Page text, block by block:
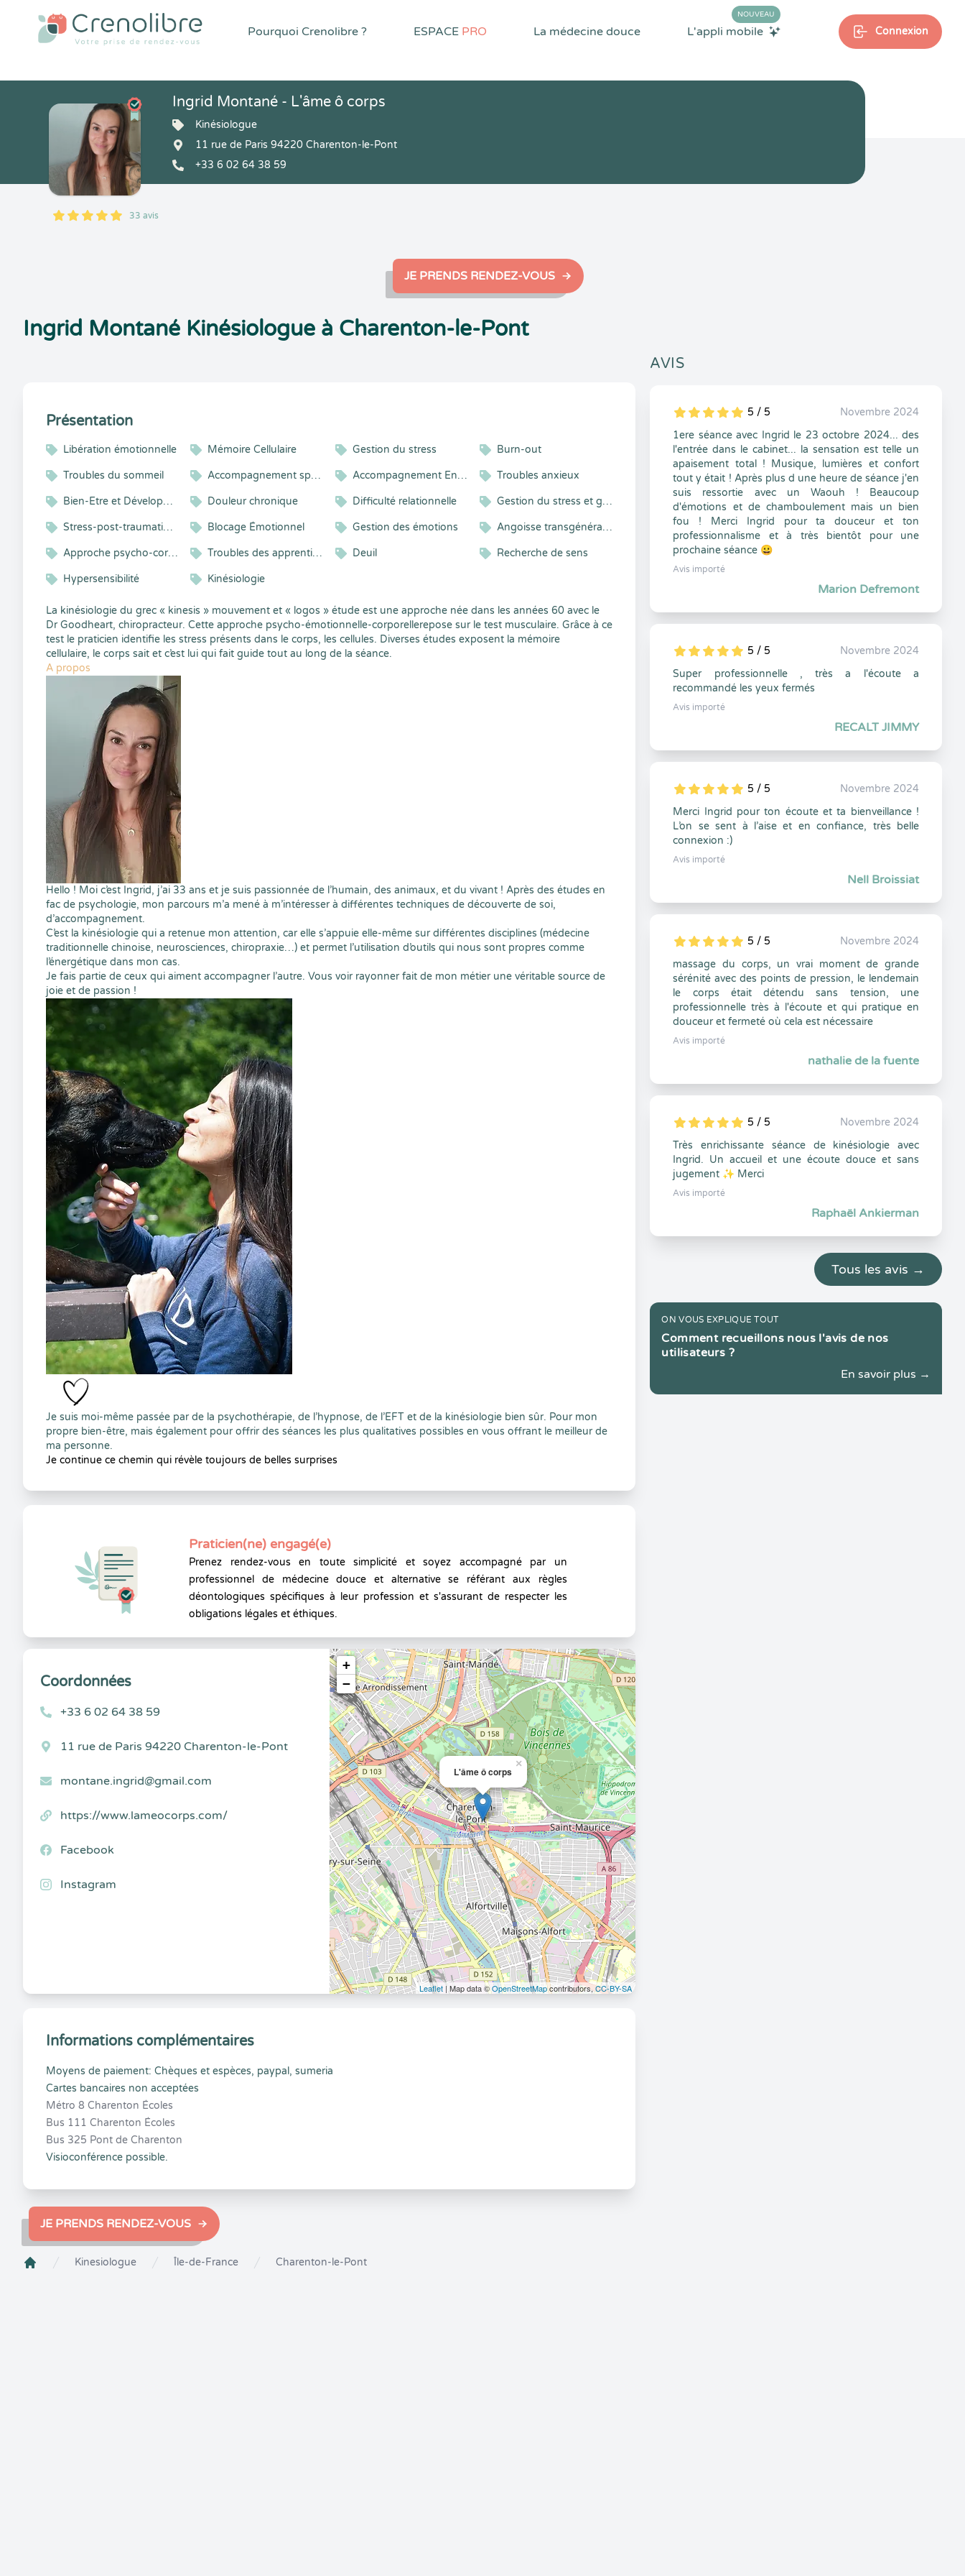
Pourquoi Crenolibre ? ESPACE PRO La médecine douce L'appli mobile
NOUVEAU
Connexion
5
1
5
33 33 avis
Ingrid Montané - L'âme ô corps
Kinésiologue
11 rue de Paris 94220 Charenton-le-Pont
+33 6 02 64 38 59
JE PRENDS RENDEZ-VOUS
Ingrid Montané Kinésiologue à Charenton-le-Pont
Présentation
Libération émotionnelle Mémoire Cellulaire Gestion du stress Burn-out
Troubles du sommeil Accompagnement sportif Accompagnement Enfant et Adolescent Troubles anxieux
Bien-Etre et Développement Personnel Douleur chronique Difficulté relationnelle Gestion du stress et gestion émotionnelle
Stress-post-traumatiques Blocage Émotionnel Gestion des émotions Angoisse transgénérationnelle
Approche psycho-corporelle Troubles des apprentissages Deuil Recherche de sens
Hypersensibilité Kinésiologie
La kinésiologie du grec « kinesis » mouvement et « logos » étude est une approche née dans les années 60 avec le
Dr Goodheart, chiropracteur. Cette approche psycho-émotionnelle-corporellerepose sur le test musculaire. Grâce à ce
test le praticien identifie les stress présents dans le corps, les cellules. Diverses études exposent la mémoire
cellulaire, le corps sait et c’est lui qui fait guide tout au long de la séance.
A propos
Hello ! Moi c’est Ingrid, j’ai 33 ans et je suis passionnée de l’humain, des animaux, et du vivant ! Après des études en
fac de psychologie, mon parcours m’a mené à m’intéresser à différentes techniques de découverte de soi,
d’accompagnement.
C’est la kinésiologie qui a retenue mon attention, car elle s’appuie elle-même sur différentes disciplines (médecine
traditionnelle chinoise, neurosciences, chiropraxie…) et permet l’utilisation d’outils qui nous sont propres comme
l’énergétique dans mon cas.
Je fais partie de ceux qui aiment accompagner l’autre. Vous voir rayonner fait de mon métier une véritable source de
joie et de passion !
Je suis moi-même passée par de la psychothérapie, de l’hypnose, de l’EFT et de la kinésiologie bien sûr. Pour mon
propre bien-être, mais également pour offrir des séances les plus qualitatives possibles en vous offrant le meilleur de
ma personne.
Je continue ce chemin qui révèle toujours de belles surprises
Praticien(ne) engagé(e)
Prenez rendez-vous en toute simplicité et soyez accompagné par un
professionnel de médecine douce et alternative se référant aux règles
déontologiques spécifiques à leur profession et s'assurant de respecter les
obligations légales et éthiques.
Coordonnées
+33 6 02 64 38 59
11 rue de Paris 94220 Charenton-le-Pont
montane.ingrid@gmail.com
https://www.lameocorps.com/
Facebook
Instagram
L'âme ô corps
×
+
−
Leaflet | Map data ©OpenStreetMapcontributors,CC-BY-SA
Informations complémentaires
Moyens de paiement: Chèques et espèces, paypal, sumeria
Cartes bancaires non acceptées
Métro 8 Charenton Écoles
Bus 111 Charenton Écoles
Bus 325 Pont de Charenton
Visioconférence possible.
AVIS
5
1
5
0 5 / 5
Novembre 2024
1ere séance avec Ingrid le 23 octobre 2024... des
l'entrée dans le cabinet... la sensation est telle un
apaisement total ! Musique, lumières et confort
tout y était ! Après plus d une heure de séance j'en
suis ressortie avec un Waouh ! Beaucoup
d'émotions et de chamboulement mais un bien
fou ! Merci Ingrid pour ta douceur et ton
professionnalisme et à très bientôt pour une
prochaine séance 😀
Avis importé
Marion Defremont
5
1
5
0 5 / 5
Novembre 2024
Super professionnelle , très a l'écoute a
recommandé les yeux fermés
Avis importé
RECALT JIMMY
5
1
5
0 5 / 5
Novembre 2024
Merci Ingrid pour ton écoute et ta bienveillance !
L’on se sent à l’aise et en confiance, très belle
connexion :)
Avis importé
Nell Broissiat
5
1
5
0 5 / 5
Novembre 2024
massage du corps, un vrai moment de grande
sérénité avec des points de pression, le lendemain
le corps était détendu sans tension, une
professionnelle très à l'écoute et qui pratique en
douceur et fermeté où cela est nécessaire
Avis importé
nathalie de la fuente
5
1
5
0 5 / 5
Novembre 2024
Très enrichissante séance de kinésiologie avec
Ingrid. Un accueil et une écoute douce et sans
jugement ✨ Merci
Avis importé
Raphaël Ankierman
Tous les avis →
ON VOUS EXPLIQUE TOUT
Comment recueillons nous l'avis de nos
utilisateurs ?
En savoir plus →
JE PRENDS RENDEZ-VOUS
Kinesiologue Île-de-France Charenton-le-Pont